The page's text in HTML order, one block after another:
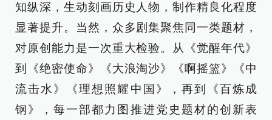
知纵深，生动刻画历史人物，制作精良化程度
显著提升。当然，众多剧集聚焦同一类题材，
对原创能力是一次重大检验。从《觉醒年代》
到《绝密使命》《大浪淘沙》《啊摇篮》《中
流击水》《理想照耀中国》，再到《百炼成
钢》，每一部都力图推进党史题材的创新表